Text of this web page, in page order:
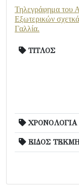
Τηλεγράφημα του
Εξωτερικών
Γαλλία.
ΤΙΤΛΟΣ
ΧΡΟΝΟΛΟΓΙΑ
ΕΙΔΟΣ